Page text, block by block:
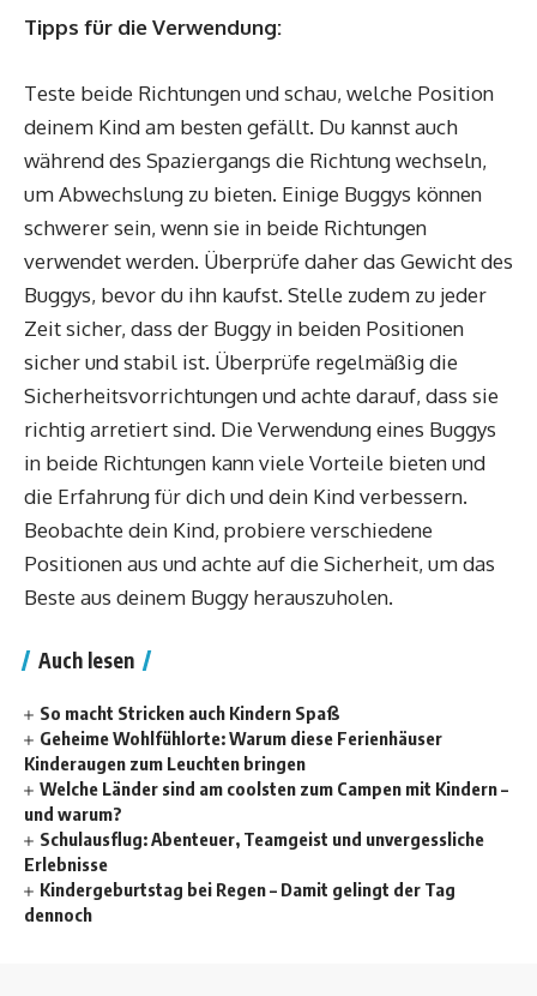
Tipps für die Verwendung:
Teste beide Richtungen und schau, welche Position
deinem Kind am besten gefällt. Du kannst auch
während des Spaziergangs die Richtung wechseln,
um Abwechslung zu bieten. Einige Buggys können
schwerer sein, wenn sie in beide Richtungen
verwendet werden. Überprüfe daher das Gewicht des
Buggys, bevor du ihn kaufst. Stelle zudem zu jeder
Zeit sicher, dass der Buggy in beiden Positionen
sicher und stabil ist. Überprüfe regelmäßig die
Sicherheitsvorrichtungen und achte darauf, dass sie
richtig arretiert sind. Die Verwendung eines Buggys
in beide Richtungen kann viele Vorteile bieten und
die Erfahrung für dich und dein Kind verbessern.
Beobachte dein Kind, probiere verschiedene
Positionen aus und achte auf die Sicherheit, um das
Beste aus deinem Buggy herauszuholen.
Auch lesen
So macht Stricken auch Kindern Spaß
Geheime Wohlfühlorte: Warum diese Ferienhäuser
Kinderaugen zum Leuchten bringen
Welche Länder sind am coolsten zum Campen mit Kindern –
und warum?
Schulausflug: Abenteuer, Teamgeist und unvergessliche
Erlebnisse
Kindergeburtstag bei Regen – Damit gelingt der Tag
dennoch